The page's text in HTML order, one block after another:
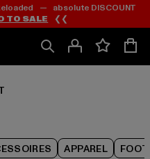
— absolute DISCOUNT
TO SALE ❮❮
APPAREL